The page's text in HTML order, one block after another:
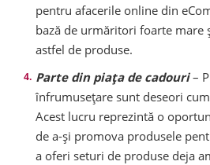
pentru afacerile online din
bază de urmăritori foarte mare
astfel de produse.
Parte din piața de cadouri–
înfrumusețare sunt deseori
Acest lucru reprezintă o
de a-și promova produsele
a oferi seturi de produse deja